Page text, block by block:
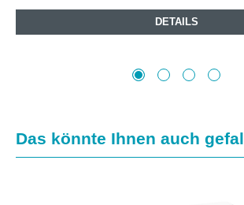
DETAILS
Produktgalerie überspringen
Das könnte Ihnen auch